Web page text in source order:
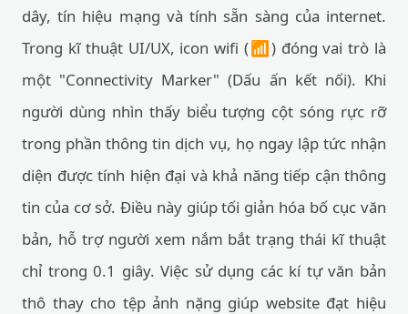
dây, tín hiệu mạng và tính sẵn sàng của internet.
Trong kĩ thuật UI/UX, icon wifi (📶) đóng vai trò là
một "Connectivity Marker" (Dấu ấn kết nối). Khi
người dùng nhìn thấy biểu tượng cột sóng rực rỡ
trong phần thông tin dịch vụ, họ ngay lập tức nhận
diện được tính hiện đại và khả năng tiếp cận thông
tin của cơ sở. Điều này giúp tối giản hóa bố cục văn
bản, hỗ trợ người xem nắm bắt trạng thái kĩ thuật
chỉ trong 0.1 giây. Việc sử dụng các kí tự văn bản
thô thay cho tệp ảnh nặng giúp website đạt hiệu